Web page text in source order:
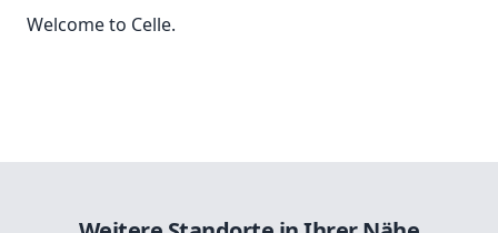
Welcome to Celle.